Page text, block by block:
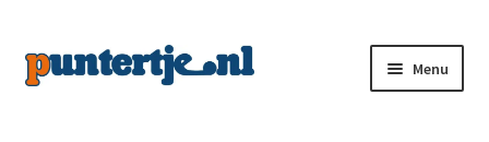
Menu